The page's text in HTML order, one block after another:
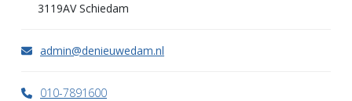
3119AV Schiedam
admin@denieuwedam.nl
010-7891600